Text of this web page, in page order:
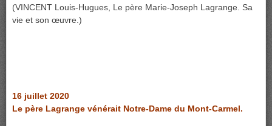
(VINCENT Louis-Hugues, Le père Marie-Joseph Lagrange. Sa
vie et son œuvre.)
16 juillet 2020
Le père Lagrange vénérait Notre-Dame du Mont-Carmel.